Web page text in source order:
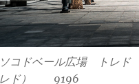
ソコドベール広場 トレド
レド） 9196